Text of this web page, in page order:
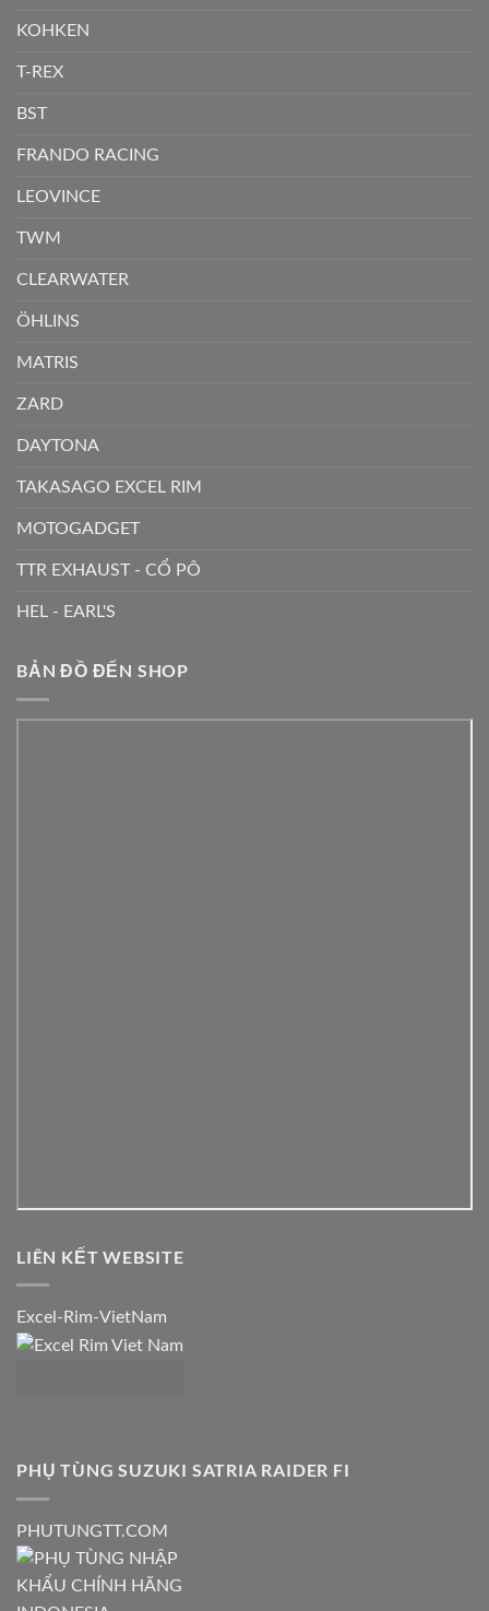
KOHKEN
T-REX
BST
FRANDO RACING
LEOVINCE
TWM
CLEARWATER
ÖHLINS
MATRIS
ZARD
DAYTONA
TAKASAGO EXCEL RIM
MOTOGADGET
TTR EXHAUST - CỔ PÔ
HEL - EARL'S
BẢN ĐỒ ĐẾN SHOP
LIÊN KẾT WEBSITE
Excel-Rim-VietNam
PHỤ TÙNG SUZUKI SATRIA RAIDER FI
PHUTUNGTT.COM